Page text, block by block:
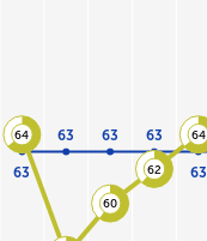
63
63 63 63
63
64
60
62
64